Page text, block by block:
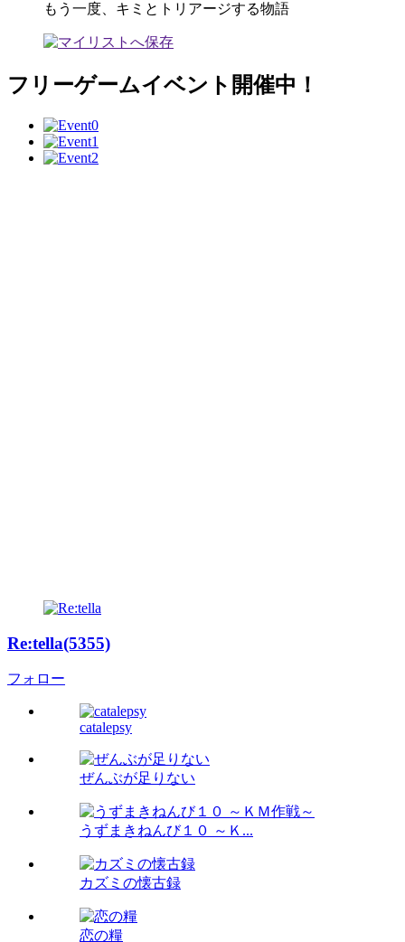
もう一度、キミとトリアージする物語
フリーゲームイベント開催中！
Re:tella(5355)
フォロー
catalepsy
ぜんぶが足りない
うずまきねんび１０ ～Ｋ...
カズミの懐古録
恋の糧